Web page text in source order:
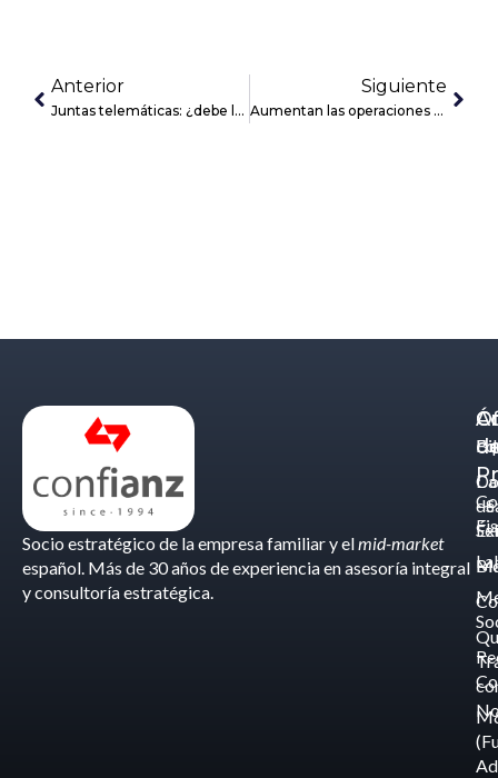
Anterior
Juntas telemáticas: ¿debe la empresa cambiar sus estatutos para celebrarlas?
Siguiente
Aumentan las operaciones de M&A en el sector farmacéutico y sanitario
Socio estratégico de la empresa familiar y elmid-market
español. Más de 30 años de experiencia en asesoría integral
y consultoría estratégica.
de
-